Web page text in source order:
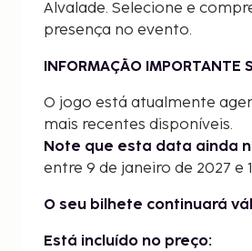
Alvalade. Selecione e
presença no evento.
INFORMAÇÃO IMPORTANTE
O jogo está atualmente
mais recentes disponíveis.
Note que esta data ainda
entre 9 de janeiro de 2027 e
O seu bilhete continuará
Está incluído no preço: